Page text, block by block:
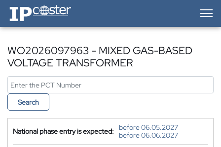
IP-Coster — Home
WO2026097963 - MIXED GAS-BASED
VOLTAGE TRANSFORMER
Search
National phase entry is expected:
before 06.05.2027
before 06.06.2027